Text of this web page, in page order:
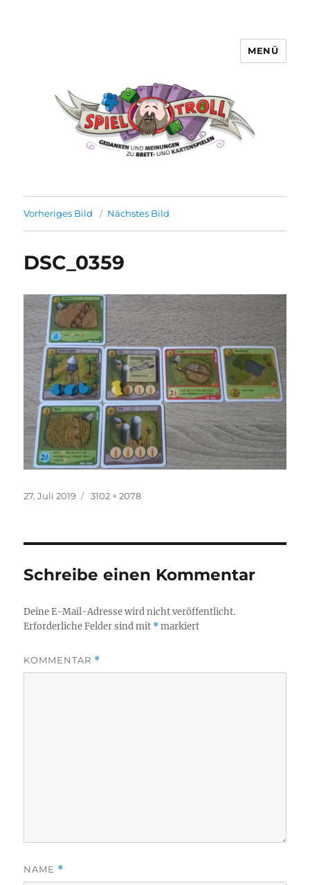
MENÜ
Vorheriges Bild Nächstes Bild
DSC_0359
Veröffentlicht
27. Juli 2019 Originalgröße
3102 × 2078
Schreibe einen Kommentar
Deine E-Mail-Adresse wird nicht veröffentlicht.
Erforderliche Felder sind mit *markiert
KOMMENTAR *
NAME *